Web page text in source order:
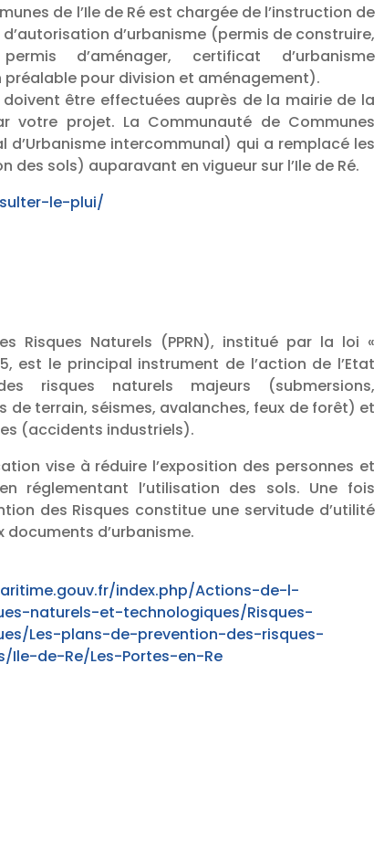
de l’Ile de Ré est chargée de l’instruction de
d’urbanisme (permis de construire,
d’aménager, certificat d’urbanisme
pour division et aménagement).
être effectuées auprès de la mairie de la
votre projet. La Communauté de Communes
d’Urbanisme intercommunal) qui a remplacé les
des sols) auparavant en vigueur sur l’Ile de Ré.
le-plui/
Risques Naturels (PPRN), institué par la loi «
est le principal instrument de l’action de l’Etat
risques naturels majeurs (submersions,
de terrain, séismes, avalanches, feux de forêt) et
(accidents industriels).
vise à réduire l’exposition des personnes et
réglementant l’utilisation des sols. Une fois
des Risques constitue une servitude d’utilité
documents d’urbanisme.
index.php/Actions-de-l-
naturels-et-technologiques/Risques-
Les-plans-de-prevention-des-risques-
Ile-de-Re/Les-Portes-en-Re